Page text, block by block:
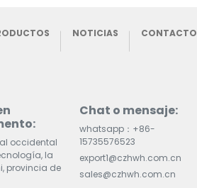
NOTICIAS CONTACTO
occidental
la
provincia de
Chat o mensaje:
whatsapp：+86-
15735576523
export1@czhwh.com.cn
sales@czhwh.com.cn